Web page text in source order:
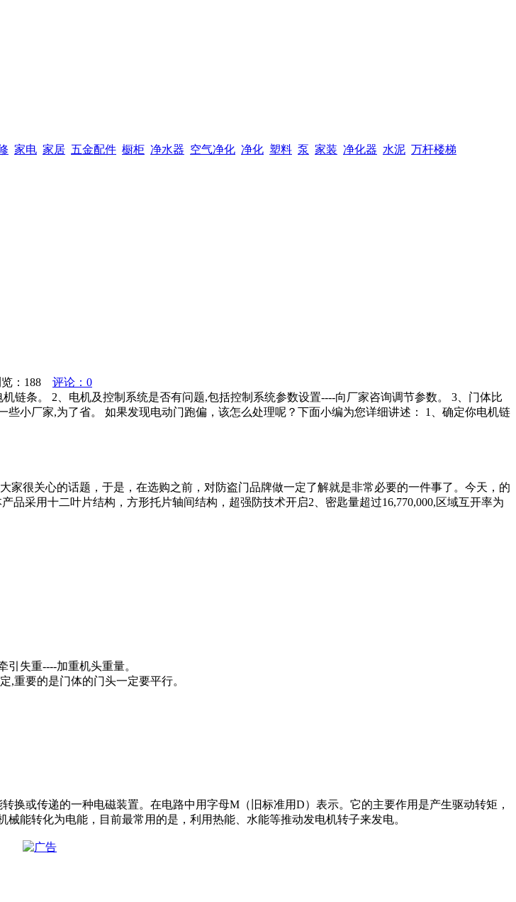
家电 家居 五金配件 橱柜 净水器 空气净化 净化 塑料 泵 家装 净化器 水泥 万杆楼梯
： 188
评论：0
链条。 2、电机及控制系统是否有问题,包括控制系统参数设置----向厂家咨询调节参数。 3、门体比
小厂家,为了省。 如果发现电动门跑偏，该怎么处理呢？下面小编为您详细讲述： 1、确定你电机链
很关心的话题，于是，在选购之前，对防盗门品牌做一定了解就是非常必要的一件事了。今天，的
采用十二叶片结构，方形托片轴间结构，超强防技术开启2、密匙量超过16,770,000,区域互开率为
失重----加重机头重量。
,重要的是门体的门头一定要平行。
换或传递的一种电磁装置。在电路中用字母M（旧标准用D）表示。它的主要作用是产生驱动转矩，
能转化为电能，目前最常用的是，利用热能、水能等推动发电机转子来发电。